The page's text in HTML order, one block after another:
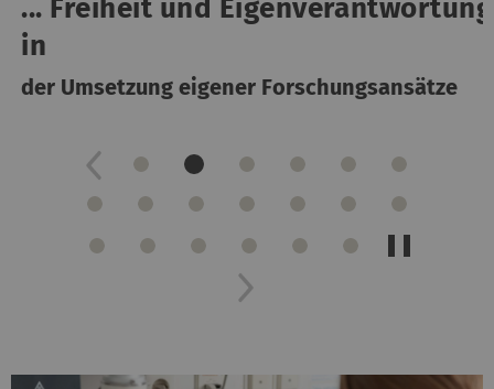
... Freiheit und Eigenverantwortung
in
der Umsetzung eigener Forschungsansätze
Previous